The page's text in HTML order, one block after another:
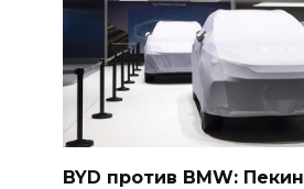
BYD против BMW: Пекин